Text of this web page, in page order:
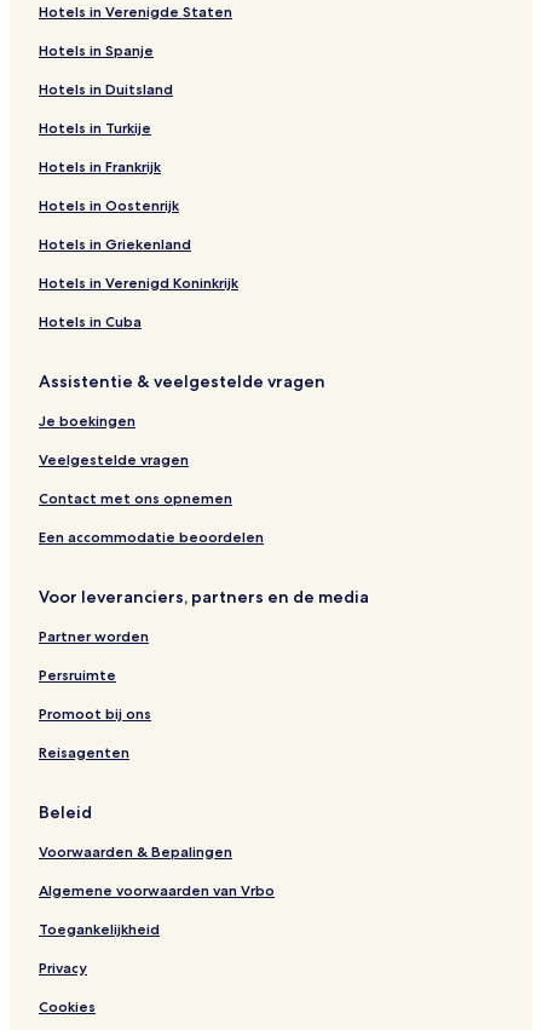
Hotels in Verenigde Staten
Hotels in Spanje
Hotels in Duitsland
Hotels in Turkije
Hotels in Frankrijk
Hotels in Oostenrijk
Hotels in Griekenland
Hotels in Verenigd Koninkrijk
Hotels in Cuba
Assistentie & veelgestelde vragen
Je boekingen
Veelgestelde vragen
Contact met ons opnemen
Een accommodatie beoordelen
Voor leveranciers, partners en de media
Partner worden
Persruimte
Promoot bij ons
Reisagenten
Beleid
Voorwaarden & Bepalingen
Algemene voorwaarden van Vrbo
Toegankelijkheid
Privacy
Cookies